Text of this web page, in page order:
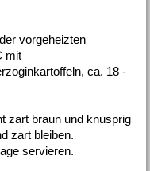
vorgeheizten
mit
ca. 18 -
zart braun und knusprig
zart bleiben.
servieren.